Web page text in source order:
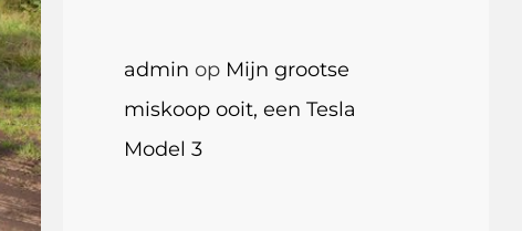
admin op Mijn grootse
miskoop ooit, een Tesla
Model 3